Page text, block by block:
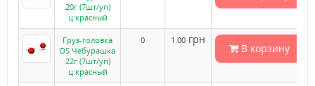
20г (7шт/уп)
ц:красный
Груз-головка
DS Чебурашка
22г (7шт/уп)
ц:красный
0 1.00 грн
В корзину